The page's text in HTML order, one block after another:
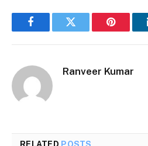
FacebookTwitter Pinterest
Ranveer Kumar